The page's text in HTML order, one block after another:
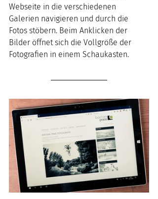
Webseite in die verschiedenen
Galerien navigieren und durch die
Fotos stöbern. Beim Anklicken der
Bilder öffnet sich die Vollgröße der
Fotografien in einem Schaukasten.